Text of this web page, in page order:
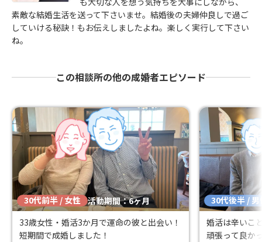
素敵な結婚生活を送って下さいませ。結婚後の夫婦仲良しで過ご
していける秘訣！もお伝えしましたよね。楽しく実行して下さい
ね。
この相談所の他の成婚者エピソード
30代前半 / 女性 活動期間：6ヶ月
33歳女性・婚活3か月で運命の彼と出会い！
短期間で成婚しました！
30代後半 / 男
婚活は辛いこ
頑張って良か